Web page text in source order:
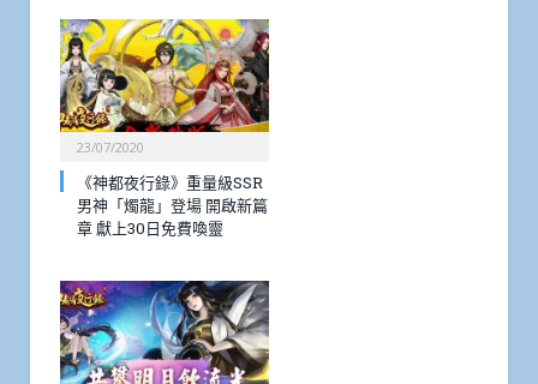
23/07/2020
《神都夜行錄》重量級SSR
男神「燭龍」登場 開啟新篇
章 獻上30日免費喚靈